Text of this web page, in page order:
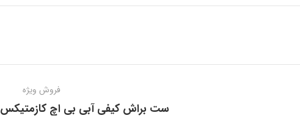
فروش ویژه
ست براش کیفی آبی بی اچ کازمتیکس B H COSMETICS